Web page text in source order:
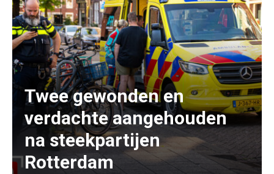
Twee gewonden en
verdachte aangehouden
na steekpartijen
Rotterdam